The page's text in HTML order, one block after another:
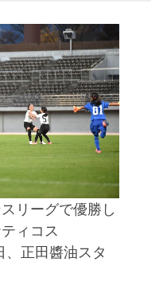
リーグで優勝し
ィコス
、正田醬油スタ